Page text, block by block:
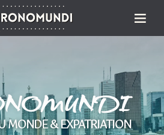
MONDE & EXPATRIATION